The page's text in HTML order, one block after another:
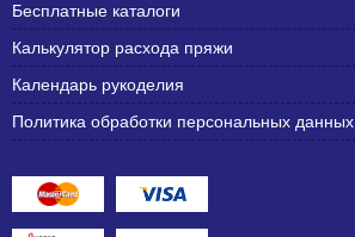
Бесплатные каталоги
Калькулятор расхода пряжи
Календарь рукоделия
Политика обработки персональных данных